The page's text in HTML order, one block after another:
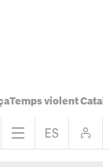
Temps violent